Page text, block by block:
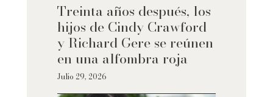
Treinta años después, los
hijos de Cindy Crawford
y Richard Gere se reúnen
en una alfombra roja
Julio 29, 2026